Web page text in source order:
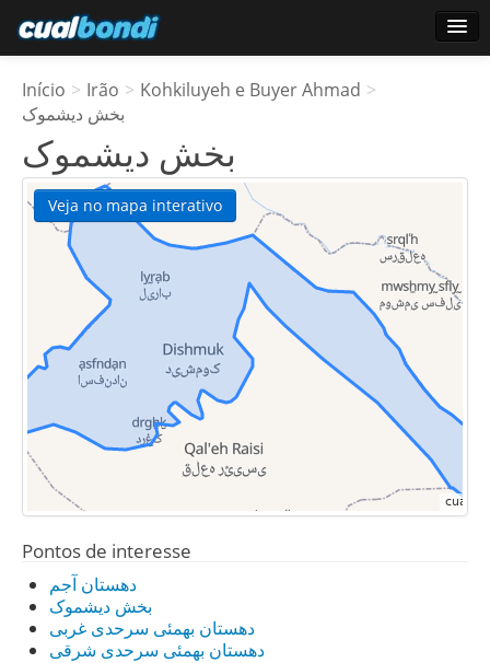
Usuários estrela
Pesquisa
Início > Irão > Kohkiluyeh e Buyer Ahmad >
بخش دیشموک
بخش دیشموک
Veja no mapa interativo
Pontos de interesse
دهستان آجم
بخش دیشموک
دهستان بهمئی سرحدی غربی
دهستان بهمئی سرحدی شرقی